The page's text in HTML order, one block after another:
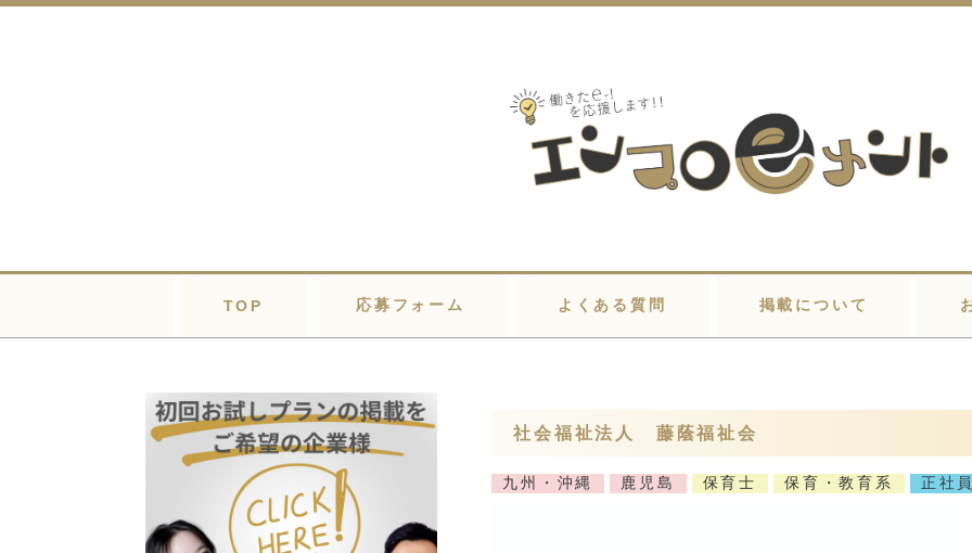
TOP 応募フォーム よくある質問 掲載について
社会福祉法人 藤蔭福祉会
九州・沖縄 鹿児島 保育士 保育・教育系 正社